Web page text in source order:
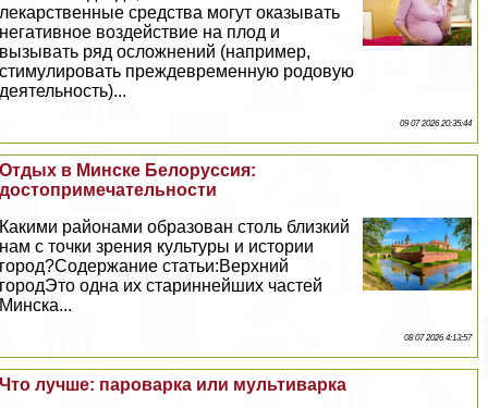
лекарственные средства могут оказывать
негативное воздействие на плод и
вызывать ряд осложнений (например,
стимулировать преждевременную родовую
деятельность)...
09 07 2026 20:35:44
Отдых в Минске Белоруссия:
достопримечательности
Какими районами образован столь близкий
нам с точки зрения культуры и истории
город?Содержание статьи:Верхний
городЭто одна их стариннейших частей
Минска...
08 07 2026 4:13:57
Что лучше: пароварка или мультиварка